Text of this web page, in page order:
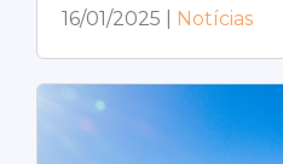
16/01/2025 Notícias